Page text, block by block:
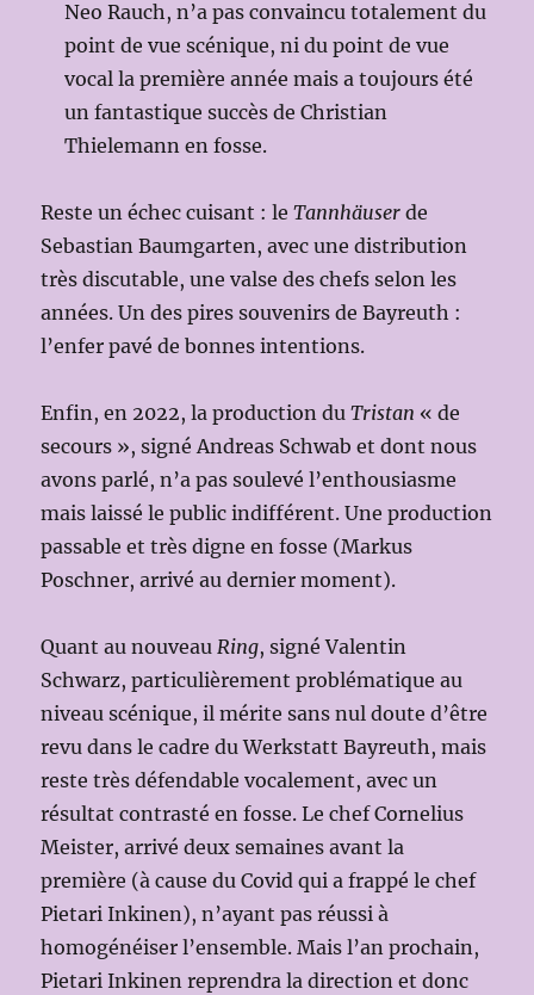
Neo Rauch, n’a pas convaincu totalement du
point de vue scénique, ni du point de vue
vocal la première année mais a toujours été
un fantastique succès de Christian
Thielemann en fosse.
Reste un échec cuisant : leTannhäuser de
Sebastian Baumgarten, avec une distribution
très discutable, une valse des chefs selon les
années. Un des pires souvenirs de Bayreuth :
l’enfer pavé de bonnes intentions.
Enfin, en 2022, la production duTristan « de
secours », signé Andreas Schwab et dont nous
avons parlé, n’a pas soulevé l’enthousiasme
mais laissé le public indifférent. Une production
passable et très digne en fosse (Markus
Poschner, arrivé au dernier moment).
Quant au nouveauRing, signé Valentin
Schwarz, particulièrement problématique au
niveau scénique, il mérite sans nul doute d’être
revu dans le cadre du Werkstatt Bayreuth, mais
reste très défendable vocalement, avec un
résultat contrasté en fosse. Le chef Cornelius
Meister, arrivé deux semaines avant la
première (à cause du Covid qui a frappé le chef
Pietari Inkinen), n’ayant pas réussi à
homogénéiser l’ensemble. Mais l’an prochain,
Pietari Inkinen reprendra la direction et donc